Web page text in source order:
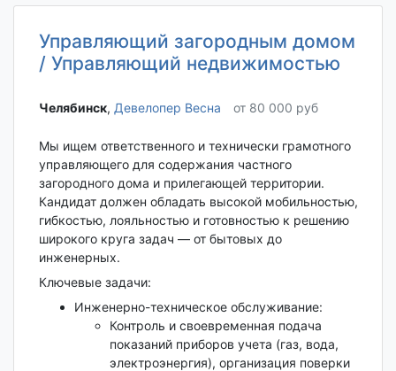
Управляющий загородным домом
/ Управляющий недвижимостью
Челябинск‎, Девелопер Весна от 80 000 руб
Мы ищем ответственного и технически грамотного
управляющего для содержания частного
загородного дома и прилегающей территории.
Кандидат должен обладать высокой мобильностью,
гибкостью, лояльностью и готовностью к решению
широкого круга задач — от бытовых до
инженерных.
Ключевые задачи:
Инженерно-техническое обслуживание:
Контроль и своевременная подача
показаний приборов учета (газ, вода,
электроэнергия), организация поверки